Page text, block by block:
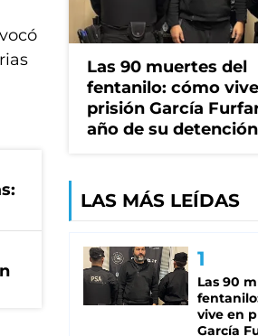
Las 90 muertes del
fentanilo: cómo
prisión García
año de su detención
LAS MÁS LEÍDAS
Las 90
vive en
García